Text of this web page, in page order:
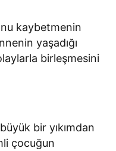
kaybetmenin
yaşadığı
birleşmesini
bir yıkımdan
çocuğun